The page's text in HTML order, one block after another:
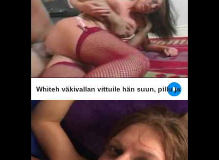
Whiteh väkivallan vittuile hän suun, pillu ja
anus tyttö